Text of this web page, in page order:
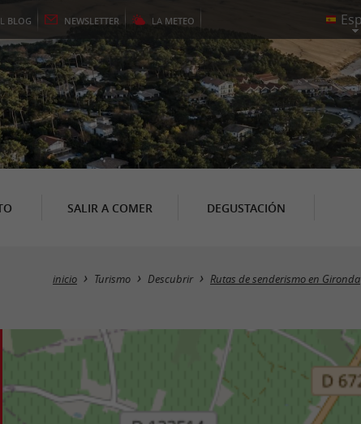
BLOG NEWSLETTER LA METEO
SALIR A COMER DEGUSTACIÓN
inicio Turismo Descubrir Rutas de senderismo en Gironda